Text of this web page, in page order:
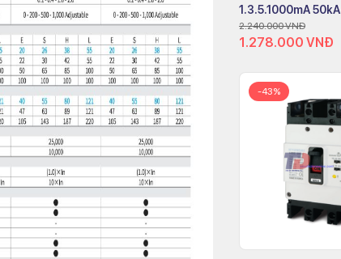
1.3.5.1000mA 50kA
2.240.000VNĐ
1.278.000 VNĐ
-43%